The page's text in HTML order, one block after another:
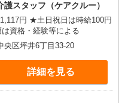
スタッフ（ケアクルー）
は時給100円
資格・経験等による
央区坪井6丁目33-20
詳細を見る